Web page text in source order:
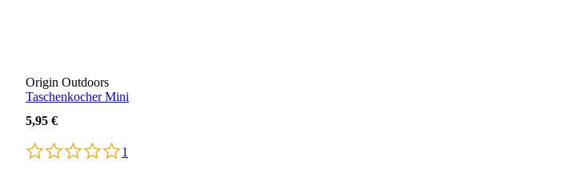
Origin Outdoors
Taschenkocher Mini
5,95 €
1